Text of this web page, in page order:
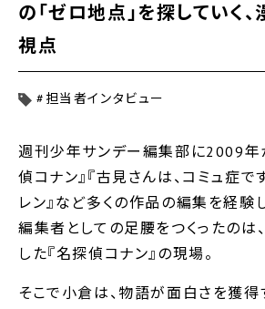
の｢ゼロ地点｣を探していく
視点
#担当者インタビュー
週刊少年サンデー編集部に2009年
偵コナン』『古見さんは、コミュ症で
レン』など多くの作品の編集を経験
編集者としての足腰をつくったのは
した『名探偵コナン』の現場。
そこで小倉は、物語が面白さを獲得